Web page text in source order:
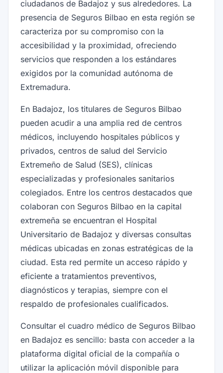
ciudadanos de Badajoz y sus alrededores. La
presencia de Seguros Bilbao en esta región se
caracteriza por su compromiso con la
accesibilidad y la proximidad, ofreciendo
servicios que responden a los estándares
exigidos por la comunidad autónoma de
Extremadura.
En Badajoz, los titulares de Seguros Bilbao
pueden acudir a una amplia red de centros
médicos, incluyendo hospitales públicos y
privados, centros de salud del Servicio
Extremeño de Salud (SES), clínicas
especializadas y profesionales sanitarios
colegiados. Entre los centros destacados que
colaboran con Seguros Bilbao en la capital
extremeña se encuentran el Hospital
Universitario de Badajoz y diversas consultas
médicas ubicadas en zonas estratégicas de la
ciudad. Esta red permite un acceso rápido y
eficiente a tratamientos preventivos,
diagnósticos y terapias, siempre con el
respaldo de profesionales cualificados.
Consultar el cuadro médico de Seguros Bilbao
en Badajoz es sencillo: basta con acceder a la
plataforma digital oficial de la compañía o
utilizar la aplicación móvil disponible para